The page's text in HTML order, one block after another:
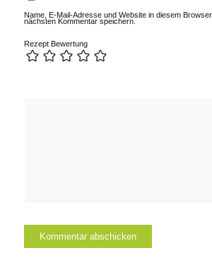
Name, E-Mail-Adresse und Website in diesem
nächsten Kommentar speichern.
Rezept Bewertung